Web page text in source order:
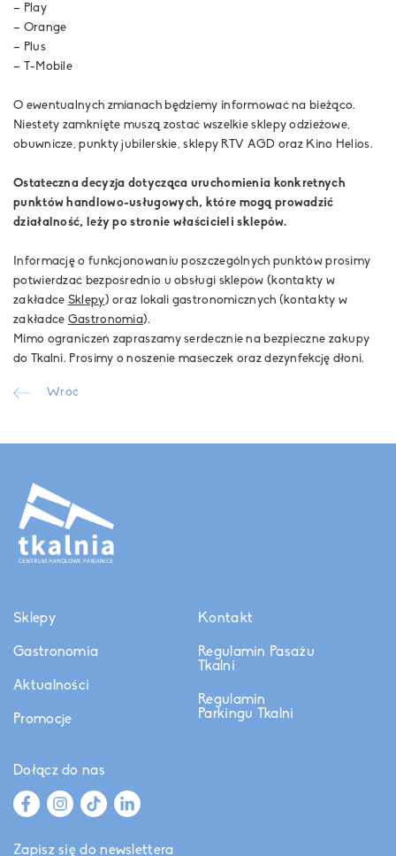
– Play
– Orange
– Plus
– T-Mobile
O ewentualnych zmianach będziemy informować na bieżąco.
Niestety zamknięte muszą zostać wszelkie sklepy odzieżowe,
obuwnicze, punkty jubilerskie, sklepy RTV AGD oraz Kino Helios.
Ostateczna decyzja dotycząca uruchomienia konkretnych
punktów handlowo-usługowych, które mogą prowadzić
działalność, leży po stronie właścicieli sklepów.
Informację o funkcjonowaniu poszczególnych punktów prosimy
potwierdzać bezpośrednio u obsługi sklepów (kontakty w
zakładce Sklepy) oraz lokali gastronomicznych (kontakty w
zakładce Gastronomia).
Mimo ograniczeń zapraszamy serdecznie na bezpieczne zakupy
do Tkalni. Prosimy o noszenie maseczek oraz dezynfekcję dłoni.
Wróć
Sklepy
Gastronomia
Aktualności
Promocje
Kontakt
Regulamin Pasażu
Tkalni
Regulamin
Parkingu Tkalni
Dołącz do nas
Zapisz się do newslettera